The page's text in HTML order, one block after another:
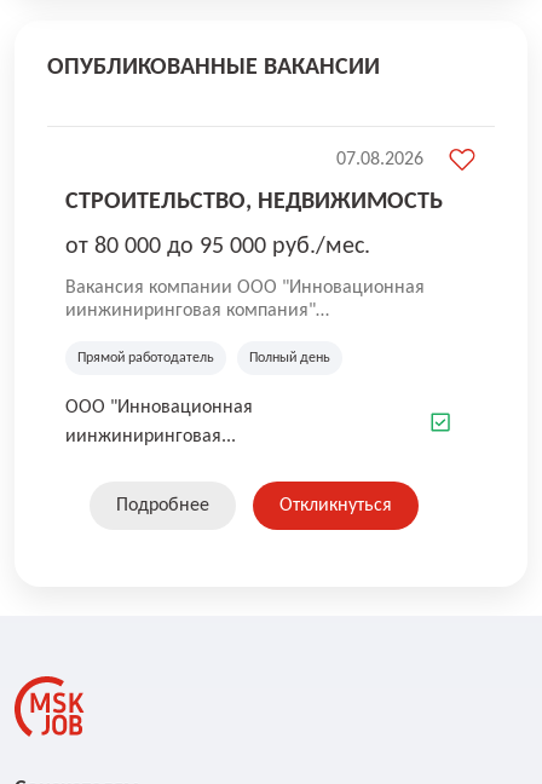
ОПУБЛИКОВАННЫЕ ВАКАНСИИ
СТРОИТЕЛЬСТВО, НЕДВИЖИМОСТЬ
от 80 000 до 95 000 руб./мес.
Вакансия компании ООО "Инновационная
иинжиниринговая компания"
КОМПАНИЯ" в течение 14 лет успешно
обслуживанием объектов коммерческой
недвижимости на территории Пермского края
и Удмуртской Республики. В связи с
сотрудников на должность "Техник по
эксплуатации зданий" в г. Перми.
Прямой работодатель Полный день
ООО "Инновационная
иинжиниринговая...
07.08.2026
Подробнее Откликнуться